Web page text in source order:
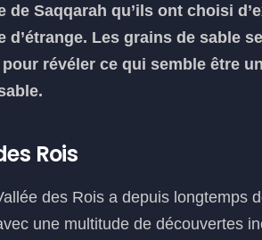
Saqqarah qu’ils ont choisi
d’étrange. Les grains de sable
révéler ce qui semble être
Rois
des Rois a depuis longtemps
une multitude de découvertes